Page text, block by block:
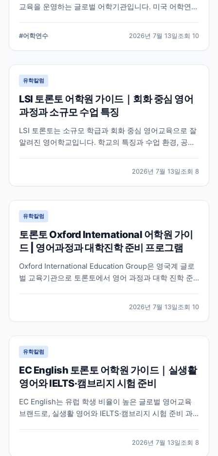
교육을 운영하는 글로벌 어학기관입니다. 미국 어학연수
#어학연수 2026년 7월 13일조회 10
유학칼럼
LSI 토론토 어학원 가이드｜회화 중심 영어
과정과 소규모 수업 특징
LSI 토론토는 소규모 학급과 회화 중심 영어교육으로 잘
알려진 영어학교입니다. 학교의 특징과 수업 환경, 공식
2026년 7월 13일조회 8
유학칼럼
토론토 Oxford International 어학원 가이
드 | 영어과정과 대학진학 준비 프로그램
Oxford International Education Group은 영국계 글로
벌 교육기관으로 토론토에서 영어 과정과 대학 진학 준
2026년 7월 13일조회 10
유학칼럼
EC English 토론토 어학원 가이드｜실생활
영어와 IELTS·캠브리지 시험 준비
EC English는 유럽 학생 비율이 높은 글로벌 영어교육
브랜드로, 실생활 영어와 IELTS·캠브리지 시험 준비 과
2026년 7월 13일조회 8